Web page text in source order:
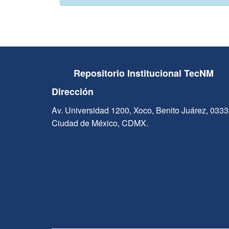
Repositorio Institucional TecNM
Dirección
Av. Universidad 1200, Xoco, Benito Juárez,
Ciudad de México, CDMX.